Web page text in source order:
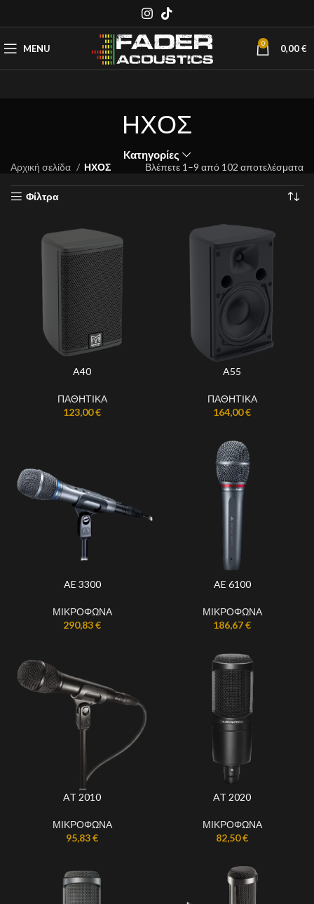
MENU 0 0,00€
ΗΧΟΣ
Kατηγορίες
Αρχική σελίδα ΗΧΟΣ Βλέπετε 1–9 από 102 αποτελέσματα
Φίλτρα
A40
ΠΑΘΗΤΙΚΑ
123,00€
A55
ΠΑΘΗΤΙΚΑ
164,00€
AE 3300
ΜΙΚΡΟΦΩΝΑ
290,83€
AE 6100
ΜΙΚΡΟΦΩΝΑ
186,67€
AT 2010
ΜΙΚΡΟΦΩΝΑ
95,83€
AT 2020
ΜΙΚΡΟΦΩΝΑ
82,50€